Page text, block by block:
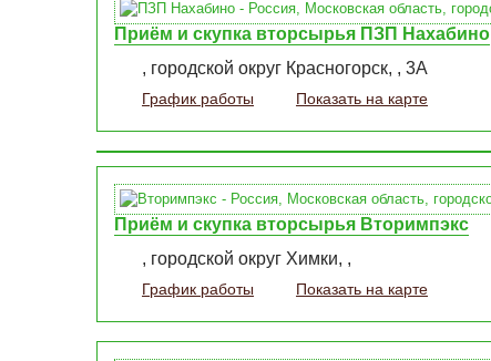
Приём и скупка вторсырья ПЗП Нахабино
, городской округ Красногорск, , 3А
График работы Показать на карте
Приём и скупка вторсырья Вторимпэкс
, городской округ Химки, ,
График работы Показать на карте